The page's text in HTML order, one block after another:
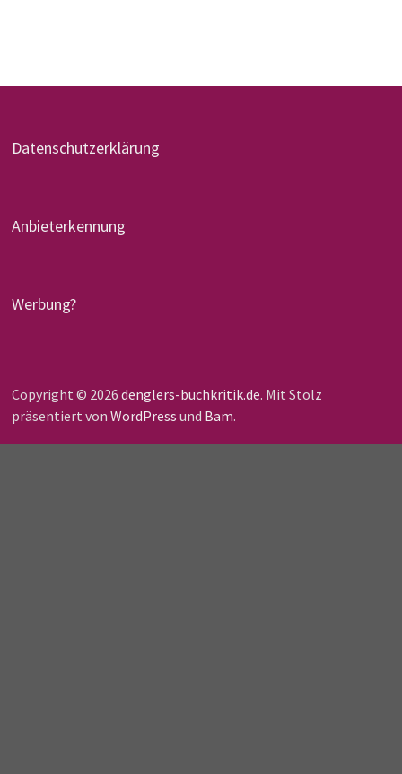
Datenschutzerklärung
Anbieterkennung
Werbung?
Copyright © 2026 denglers-buchkritik.de. Mit Stolz
präsentiert von WordPress und Bam.